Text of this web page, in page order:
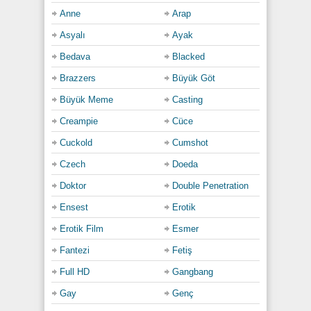
kara tenli de boşalmış, kaburgalarının altında kalan
bu itirazsız teslimiyetle birlikte yeniden rahatlamaya
çekilmişti.
Sessizlikte sadece ağır ağır inleyen nefesler
kalmıştı geriye; ama orada yaşanan o acımasız
sertlik ve sadist haz asla unutulmayacak denli
yakıcıydı. Her dokunuşunda kadınlar kendi
sınırlarını aşmış, sahici ve çılgınca bir bağla
birbirlerine saplanıp kalmışlardı çünkü…
Category:
Anne Arap
Asyalı Ayak
Bedava Blacked
Brazzers Büyük Göt
Büyük Meme Casting
Creampie Cüce
Cuckold Cumshot
Czech Doeda
Doktor Double Penetration
Ensest Erotik
Erotik Film Esmer
Fantezi Fetiş
Full HD Gangbang
Gay Genç